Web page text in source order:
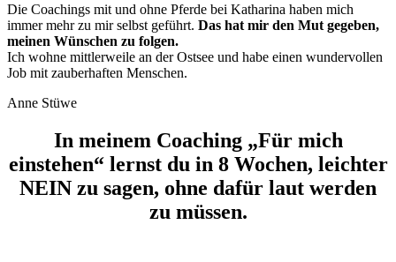
Die Coachings mit und ohne Pferde bei Katharina haben mich
immer mehr zu mir selbst geführt. Das hat mir den Mut gegeben,
meinen Wünschen zu folgen.
Ich wohne mittlerweile an der Ostsee und habe einen wundervollen
Job mit zauberhaften Menschen.
Anne Stüwe
In meinem Coaching „Für mich
einstehen“ lernst du in 8 Wochen, leichter
NEIN zu sagen, ohne dafür laut werden
zu müssen.